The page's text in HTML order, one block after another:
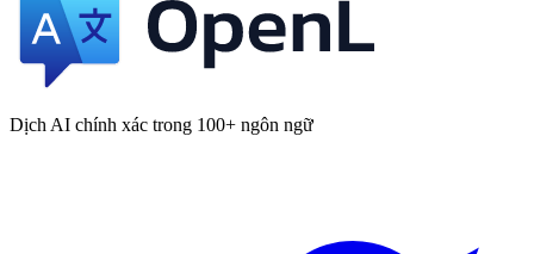
Dịch AI chính xác trong 100+ ngôn ngữ